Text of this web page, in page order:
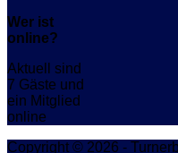
Wer ist
online?
Aktuell sind
7 Gäste und
ein Mitglied
online
Copyright © 2026 -